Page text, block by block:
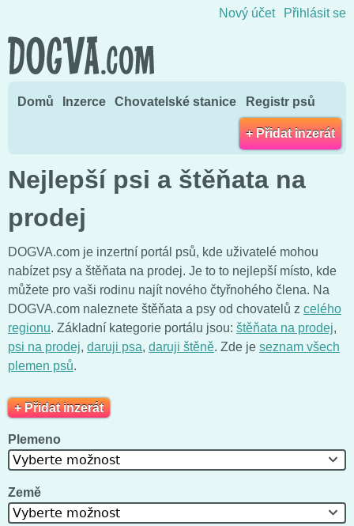
Nový účet Přihlásit se
Domů Inzerce Chovatelské stanice Registr psů
+ Přidat inzerát
Nejlepší psi a štěňata na
prodej
DOGVA.com je inzertní portál psů, kde uživatelé mohou
nabízet psy a štěňata na prodej. Je to to nejlepší místo, kde
můžete pro vaši rodinu najít nového čtyřnohého člena. Na
DOGVA.com naleznete štěňata a psy od chovatelů z celého
regionu. Základní kategorie portálu jsou: štěňata na prodej,
psi na prodej, daruji psa, daruji štěně. Zde je seznam všech
plemen psů.
+ Přidat inzerát
Plemeno
Vyberte možnost
Země
Vyberte možnost